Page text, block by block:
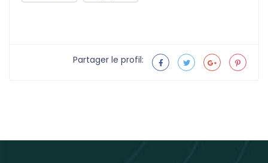
Partager le profil: